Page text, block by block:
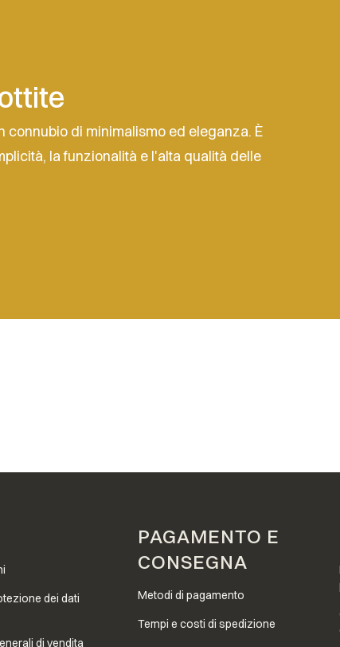
connubio di minimalismo ed eleganza. È
la funzionalità e l'alta qualità delle
di pagina
dei dati
di vendita
PAGAMENTO E
CONSEGNA
Metodi di pagamento
Tempi e costi di spedizione